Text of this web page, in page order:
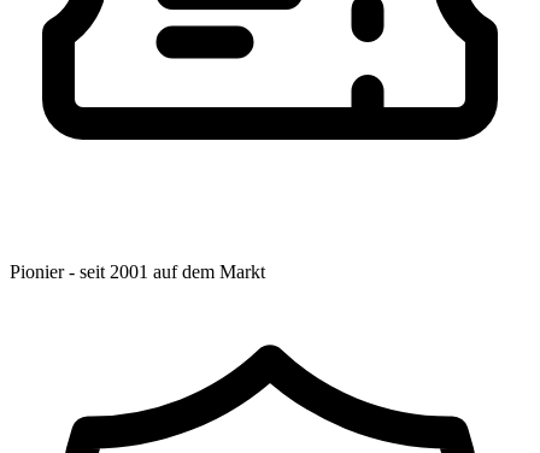
Pionier - seit 2001 auf dem Markt